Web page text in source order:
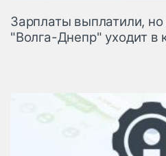
Зарплаты выплатили,
"Волга-Днепр" уходит в